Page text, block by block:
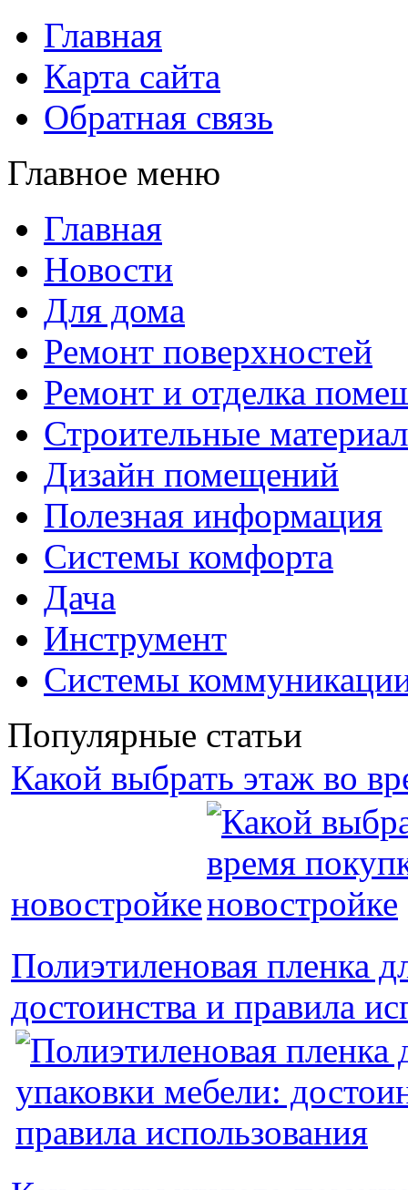
Главная
Карта сайта
Обратная связь
Главное меню
Главная
Новости
Для дома
Ремонт поверхностей
Ремонт и отделка
Строительные
Дизайн помещений
Полезная информация
Системы комфорта
Дача
Инструмент
Системы
Популярные статьи
Какой выбрать этаж во
новостройке
Полиэтиленовая пленка
достоинства и правила